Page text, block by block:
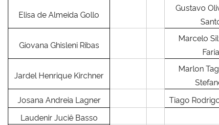
Secretaria-Geral
Secretaria de Governo
Gabinete de Segurança Institucional
Advocacia-Geral da União
Elisa de Almeida Gollo
Gustavo
Giovana Ghisleni Ribas
Marcelo
Jardel Henrique Kirchner
Marlon
Josana Andreia Lagner
Tiago
Laudenir Juciê Basso